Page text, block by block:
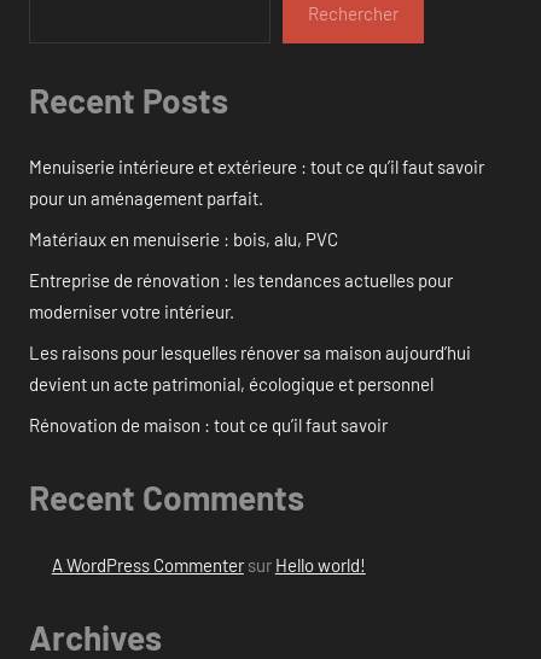
Rechercher
Recent Posts
Menuiserie intérieure et extérieure : tout ce qu’il faut savoir
pour un aménagement parfait.
Matériaux en menuiserie : bois, alu, PVC
Entreprise de rénovation : les tendances actuelles pour
moderniser votre intérieur.
Les raisons pour lesquelles rénover sa maison aujourd’hui
devient un acte patrimonial, écologique et personnel
Rénovation de maison : tout ce qu’il faut savoir
Recent Comments
A WordPress Commentersur Hello world!
Archives